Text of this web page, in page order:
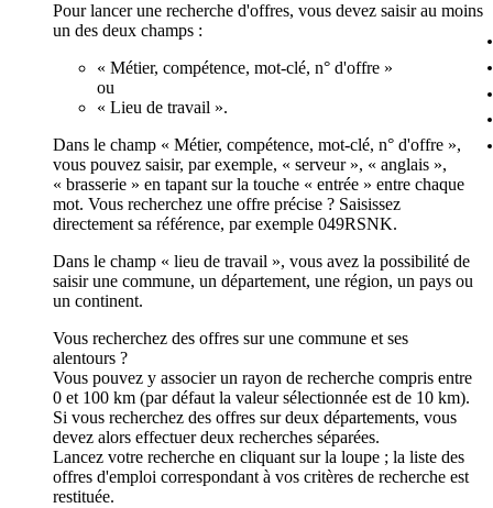
Pour lancer une recherche d'offres, vous devez saisir au moins
un des deux champs :
« Métier, compétence, mot-clé, n° d'offre »
ou
« Lieu de travail ».
Dans le champ « Métier, compétence, mot-clé, n° d'offre »,
vous pouvez saisir, par exemple, « serveur », « anglais »,
« brasserie » en tapant sur la touche « entrée » entre chaque
mot. Vous recherchez une offre précise ? Saisissez
directement sa référence, par exemple 049RSNK.
Dans le champ « lieu de travail », vous avez la possibilité de
saisir une commune, un département, une région, un pays ou
un continent.
Vous recherchez des offres sur une commune et ses
alentours ?
Vous pouvez y associer un rayon de recherche compris entre
0 et 100 km (par défaut la valeur sélectionnée est de 10 km).
Si vous recherchez des offres sur deux départements, vous
devez alors effectuer deux recherches séparées.
Lancez votre recherche en cliquant sur la loupe ; la liste des
offres d'emploi correspondant à vos critères de recherche est
restituée.